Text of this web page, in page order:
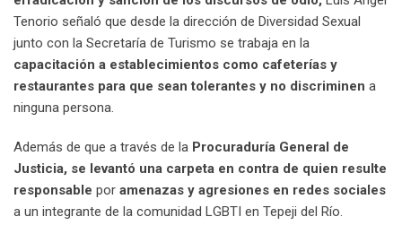
Tenorio señaló que desde la dirección de Diversidad Sexual
junto con la Secretaría de Turismo se trabaja en la
capacitación a establecimientos como cafeterías y
restaurantes para que sean tolerantes y no discriminen a
ninguna persona.
Además de que a través de la Procuraduría General de
Justicia, se levantó una carpeta en contra de quien resulte
responsable por amenazas y agresiones en redes sociales
a un integrante de la comunidad LGBTI en Tepeji del Río.